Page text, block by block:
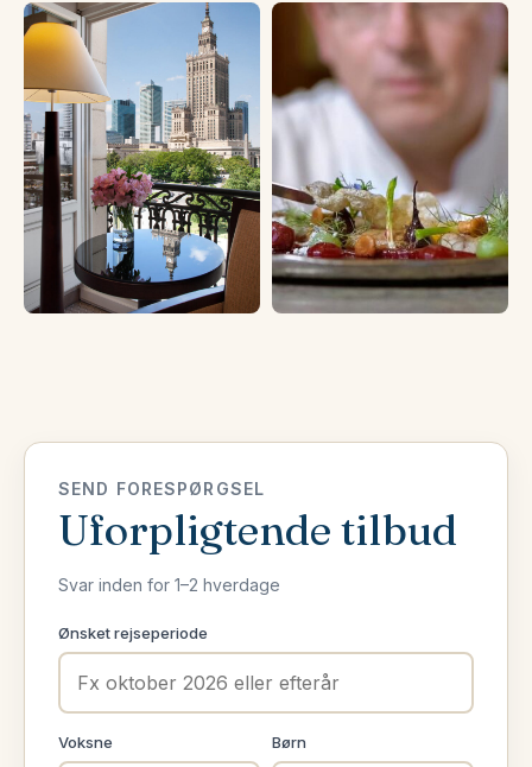
SEND FORESPØRGSEL
Uforpligtende tilbud
Svar inden for 1–2 hverdage
Ønsket rejseperiode
Voksne Børn